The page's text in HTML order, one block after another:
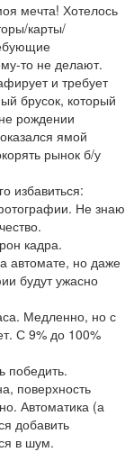
мечта! Хотелось
карты/
то не делают.
и требует
брусок, который
рождении
ямой
рынок б/у
избавиться:
Не знаю
кадра.
автомате, но даже
будут ужасно
Медленно, но с
С 9% до 100%
победить.
поверхность
Автоматика (а
добавить
в шум.